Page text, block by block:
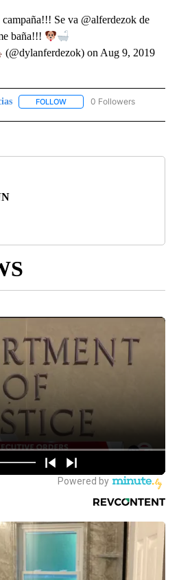
Se va @alferdezok de
baña!!!
(@dylanferdezok) on Aug 9, 2019
FOLLOW FOLLOW "NOTICIAS" TO
0 Followers